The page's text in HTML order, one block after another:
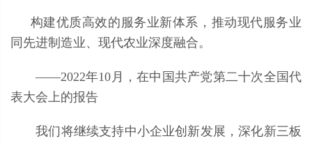
构建优质高效的服务业新体系，推动现代服务业
同先进制造业、现代农业深度融合。
——2022年10月，在中国共产党第二十次全国代
表大会上的报告
我们将继续支持中小企业创新发展，深化新三板